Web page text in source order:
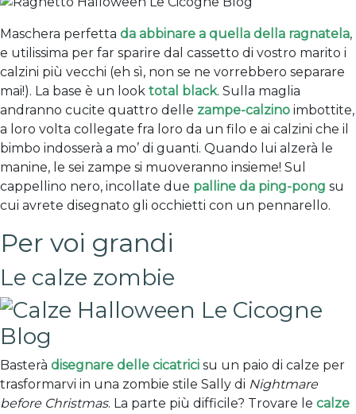
Maschera perfetta da abbinare a quella della ragnatela,
e utilissima per far sparire dal cassetto di vostro marito i
calzini più vecchi (eh sì, non se ne vorrebbero separare
mai!). La base è un look total black. Sulla maglia
andranno cucite quattro delle zampe-calzino imbottite,
a loro volta collegate fra loro da un filo e ai calzini che il
bimbo indosserà a mo’ di guanti. Quando lui alzerà le
manine, le sei zampe si muoveranno insieme! Sul
cappellino nero, incollate due palline da ping-pong su
cui avrete disegnato gli occhietti con un pennarello.
Per voi grandi
Le calze zombie
Basterà disegnare delle cicatrici su un paio di calze per
trasformarvi in una zombie stile Sally di Nightmare
before Christmas. La parte più difficile? Trovare le calze